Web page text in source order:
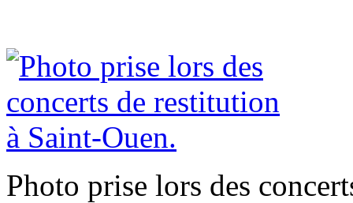
Photo prise lors des